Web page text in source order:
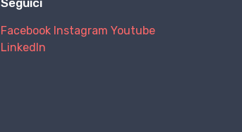
Facebook Instagram Youtube
LinkedIn